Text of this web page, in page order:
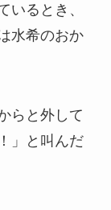
いるとき、
水希のおか
らと外して
」と叫んだ